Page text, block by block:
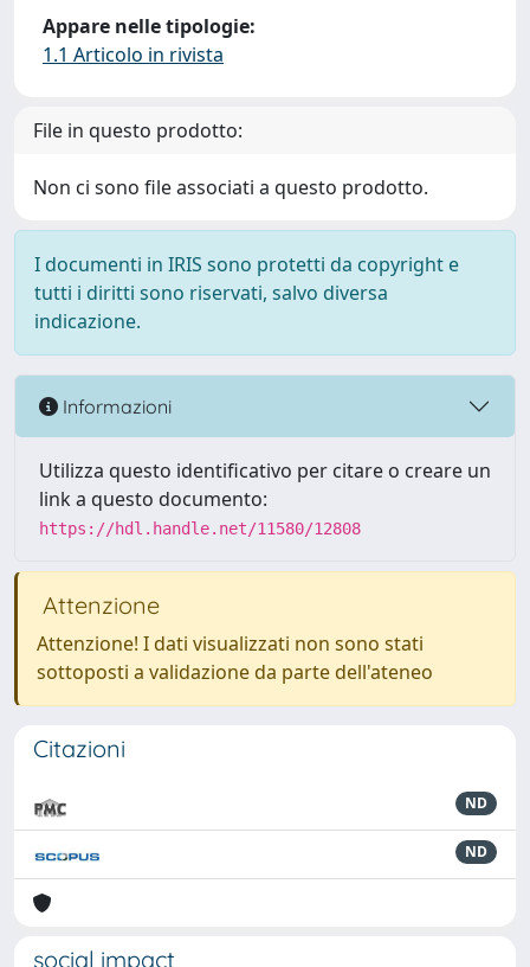
Appare nelle tipologie:
1.1 Articolo in rivista
File in questo prodotto:
Non ci sono file associati a questo prodotto.
I documenti in IRIS sono protetti da copyright e
tutti i diritti sono riservati, salvo diversa
indicazione.
Informazioni
Utilizza questo identificativo per citare o creare un
link a questo documento:
https://hdl.handle.net/11580/12808
Attenzione
Attenzione! I dati visualizzati non sono stati
sottoposti a validazione da parte dell'ateneo
Citazioni
ND
ND
social impact